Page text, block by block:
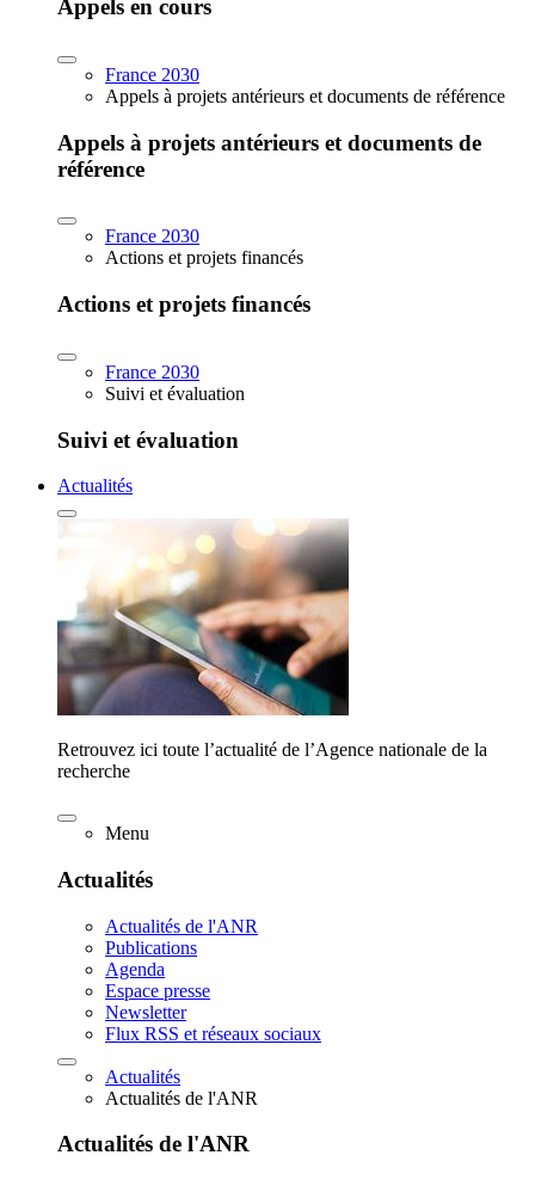
Appels en cours
France 2030
Appels à projets antérieurs et documents de référence
Appels à projets antérieurs et documents de
référence
France 2030
Actions et projets financés
Actions et projets financés
France 2030
Suivi et évaluation
Suivi et évaluation
Actualités
Retrouvez ici toute l’actualité de l’Agence nationale de la
recherche
Menu
Actualités
Actualités de l'ANR
Publications
Agenda
Espace presse
Newsletter
Flux RSS et réseaux sociaux
Actualités
Actualités de l'ANR
Actualités de l'ANR